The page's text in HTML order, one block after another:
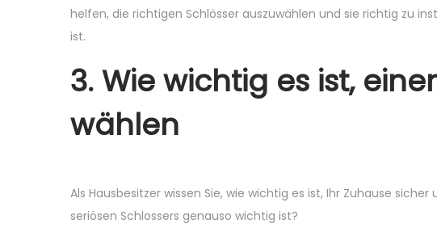
helfen, die richtigen Schlösser auszuwählen und sie richtig zu
ist.
3. Wie wichtig es ist,
wählen
Als Hausbesitzer wissen Sie, wie wichtig es ist, Ihr Zuhause
seriösen Schlossers genauso wichtig ist?